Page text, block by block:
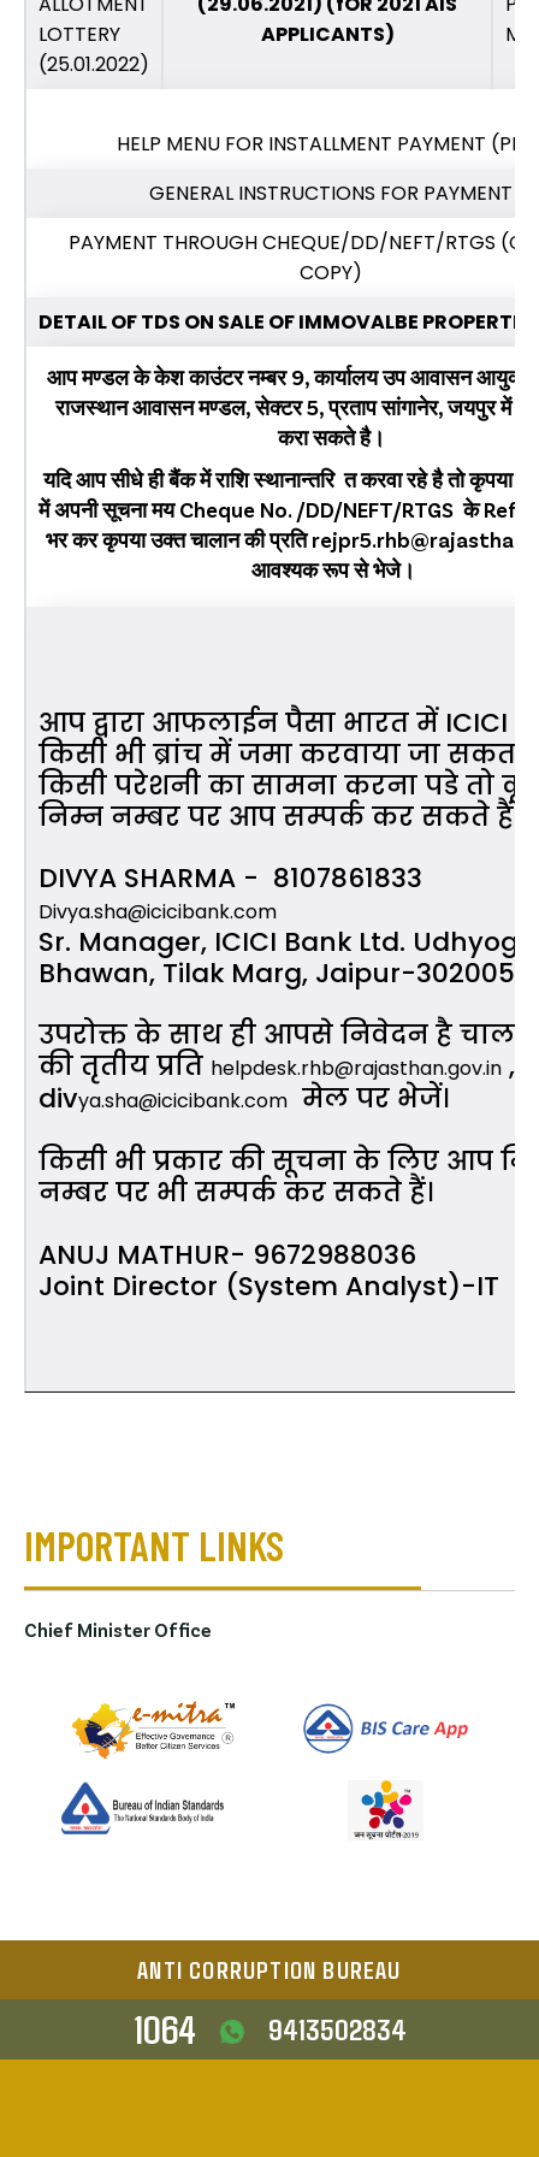
LOTTERY
(25.01.2022)
APPLICANTS)
HELP MENU FOR INSTALLMENT PAYMENT
GENERAL INSTRUCTIONS FOR PAYMENT
PAYMENT THROUGH CHEQUE/DD/NEFT/RTGS
COPY)
DETAIL OF TDS ON SALE OF IMMOVALBE
आप मण्‍डल के केश काउंटर नम्‍बर 9, कार्यालय उप आवासन आयुक्‍त
राजस्‍थान आवासन मण्‍डल, सेक्‍टर 5, प्रताप सांगानेर, जयपुर में भी
करा सकते है।
यदि आप सीधे ही बैंक में राशि स्‍थानान्‍तरि त करवा रहे है तो कृपया
में अपनी सूचना मय Cheque No. /DD/NEFT/RTGS के
भर कर कृपया उक्‍त चालान की प्रति
आवश्‍यक रूप से भेजे।
आप द्वारा आफलाईन पैसा भारत में ICICI
किसी भी ब्रांच में जमा करवाया जा सकता
किसी परेशनी का सामना करना पडे तो
निम्न नम्बर पर आप सम्पर्क कर सकते हैं।
DIVYA SHARMA - 8107861833
Divya.sha@icicibank.com
Sr. Manager, ICICI Bank Ltd. Udhyog
Bhawan, Tilak Marg, Jaipur-302005
उपरोक्त के साथ ही आपसे निवेदन है
की तृतीय प्रति helpdesk.rhb@rajasthan.gov.in ,
divya.sha@icicibank.com मेल पर भेजें।
किसी भी प्रकार की सूचना के लिए आप
नम्बर पर भी सम्पर्क कर सकते हैं।
ANUJ MATHUR- 9672988036
Joint Director (System Analyst)-IT
IMPORTANT LINKS
Chief Minister Office
ANTI CORRUPTION BUREAU
1064 9413502834